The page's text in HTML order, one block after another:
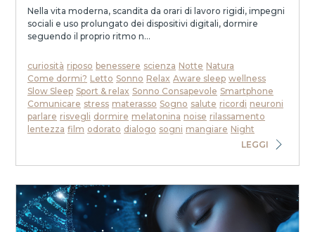
Nella vita moderna, scandita da orari di lavoro rigidi, impegni
sociali e uso prolungato dei dispositivi digitali, dormire
seguendo il proprio ritmo n...
curiosità riposo benessere scienza Notte Natura
Come dormi? Letto Sonno Relax Aware sleep wellness
Slow Sleep Sport & relax Sonno Consapevole Smartphone
Comunicare stress materasso Sogno salute ricordi neuroni
parlare risvegli dormire melatonina noise rilassamento
lentezza film odorato dialogo sogni mangiare Night
LEGGI